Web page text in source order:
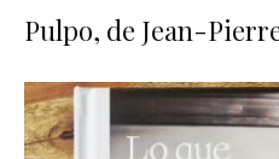
Pulpo, de Jean-